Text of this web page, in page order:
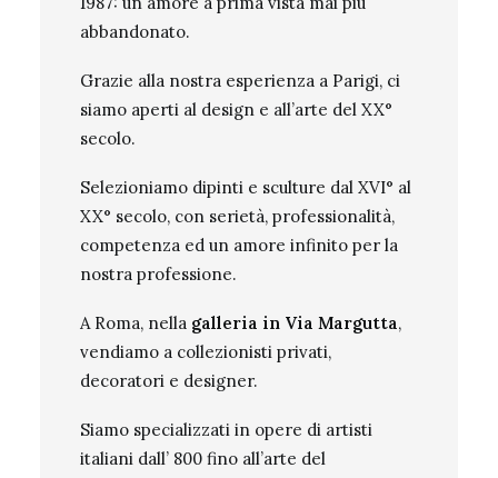
abbandonato.
Grazie alla nostra esperienza a Parigi, ci
siamo aperti al design e all’arte del XX°
secolo.
Selezioniamo dipinti e sculture dal XVI° al
XX° secolo, con serietà, professionalità,
competenza ed un amore infinito per la
nostra professione.
A Roma, nella galleria in Via Margutta,
vendiamo a collezionisti privati,
decoratori e designer.
Siamo specializzati in opere di artisti
italiani dall’ 800 fino all’arte del